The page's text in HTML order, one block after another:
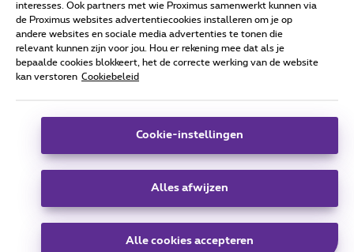
Alle rechten voorbehouden. © Proximus
Algemene voorwaarden, consumenteninfo
Deze website is gecreëerd en wordt beheerd conform het
Koning Albert II-laan 27 - B-1030 Brussel.
Carrier & Wholesale Solutions
Telindus
interesses. Ook partners met wie Proximus samenwerkt kunnen via
de Proximus websites advertentiecookies installeren om je op
andere websites en sociale media advertenties te tonen die
relevant kunnen zijn voor jou. Hou er rekening mee dat als je
bepaalde cookies blokkeert, het de correcte werking van de website
kan verstoren Cookiebeleid
Cookie-instellingen
Alles afwijzen
Alle cookies accepteren